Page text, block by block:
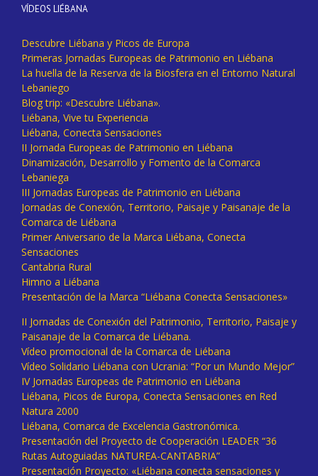
VÍDEOS LIÉBANA
Descubre Liébana y Picos de Europa
Primeras Jornadas Europeas de Patrimonio en Liébana
La huella de la Reserva de la Biosfera en el Entorno Natural
Lebaniego
Blog trip: «Descubre Liébana».
Liébana, Vive tu Experiencia
Liébana, Conecta Sensaciones
II Jornada Europeas de Patrimonio en Liébana
Dinamización, Desarrollo y Fomento de la Comarca
Lebaniega
III Jornadas Europeas de Patrimonio en Liébana
Jornadas de Conexión, Territorio, Paisaje y Paisanaje de la
Comarca de Liébana
Primer Aniversario de la Marca Liébana, Conecta
Sensaciones
Cantabria Rural
Himno a Liébana
Presentación de la Marca “Liébana Conecta Sensaciones»
II Jornadas de Conexión del Patrimonio, Territorio, Paisaje y
Paisanaje de la Comarca de Liébana.
Vídeo promocional de la Comarca de Liébana
Vídeo Solidario Liébana con Ucrania: “Por un Mundo Mejor”
IV Jornadas Europeas de Patrimonio en Liébana
Liébana, Picos de Europa, Conecta Sensaciones en Red
Natura 2000
Liébana, Comarca de Excelencia Gastronómica.
Presentación del Proyecto de Cooperación LEADER “36
Rutas Autoguiadas NATUREA-CANTABRIA”
Presentación Proyecto: «Liébana conecta sensaciones y